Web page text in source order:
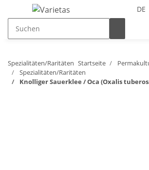
DE
Spezialitäten/Raritäten Startseite
Spezialitäten/Raritäten
Knolliger Sauerklee / Oca (Oxalis